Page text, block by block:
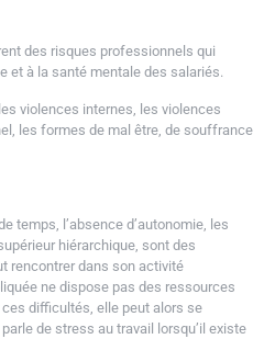
des risques professionnels qui
et à la santé mentale des salariés.
violences internes, les violences
les formes de mal être, de souffrance
temps, l’absence d’autonomie, les
hiérarchique, sont des
rencontrer dans son activité
ne dispose pas des ressources
difficultés, elle peut alors se
de stress au travail lorsqu’il existe